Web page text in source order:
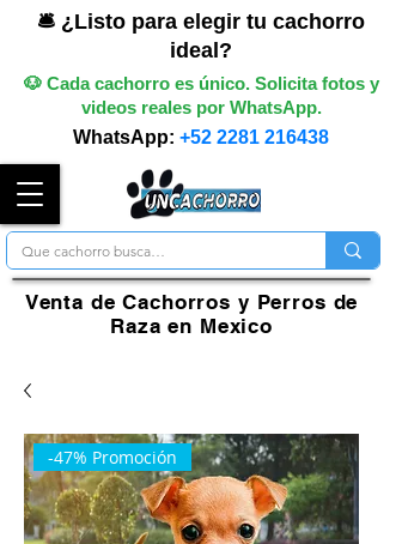
🛎️ ¿Listo para elegir tu cachorro
ideal?
🐶 Cada cachorro es único. Solicita fotos y
videos reales por WhatsApp.
WhatsApp: +52 2281 216438
Venta de Cachorros y Perros de
Raza en Mexico
-47% Promoción